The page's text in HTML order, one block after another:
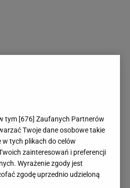
tym [676] Zaufanych Partnerów
Twoje dane osobowe takie
w tych plikach do celów
zainteresowań i preferencji
Wyrażenie zgody jest
zgodę uprzednio udzieloną